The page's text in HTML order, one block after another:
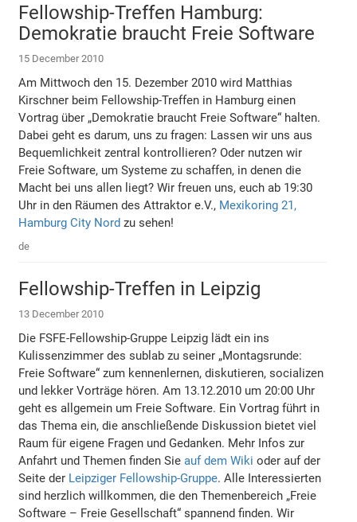
Fellowship-Treffen Hamburg:
Demokratie braucht Freie Software
15 December 2010
Am Mittwoch den 15. Dezember 2010 wird Matthias
Kirschner beim Fellowship-Treffen in Hamburg einen
Vortrag über „Demokratie braucht Freie Software“ halten.
Dabei geht es darum, uns zu fragen: Lassen wir uns aus
Bequemlichkeit zentral kontrollieren? Oder nutzen wir
Freie Software, um Systeme zu schaffen, in denen die
Macht bei uns allen liegt? Wir freuen uns, euch ab 19:30
Uhr in den Räumen des Attraktor e.V., Mexikoring 21,
Hamburg City Nord zu sehen!
de
Fellowship-Treffen in Leipzig
13 December 2010
Die FSFE-Fellowship-Gruppe Leipzig lädt ein ins
Kulissenzimmer des sublab zu seiner „Montagsrunde:
Freie Software“ zum kennenlernen, diskutieren, socializen
und lekker Vorträge hören. Am 13.12.2010 um 20:00 Uhr
geht es allgemein um Freie Software. Ein Vortrag führt in
das Thema ein, die anschließende Diskussion bietet viel
Raum für eigene Fragen und Gedanken. Mehr Infos zur
Anfahrt und Themen finden Sieauf dem Wiki oder auf der
Seite der Leipziger Fellowship-Gruppe. Alle Interessierten
sind herzlich willkommen, die den Themenbereich „Freie
Software – Freie Gesellschaft“ spannend finden. Wir